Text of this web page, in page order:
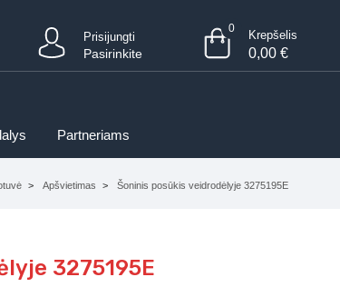
Prisijungti
Pasirinkite
0 Krepšelis
0,00 €
Partneriams
Apšvietimas Šoninis posūkis veidrodėlyje 3275195E
3275195E